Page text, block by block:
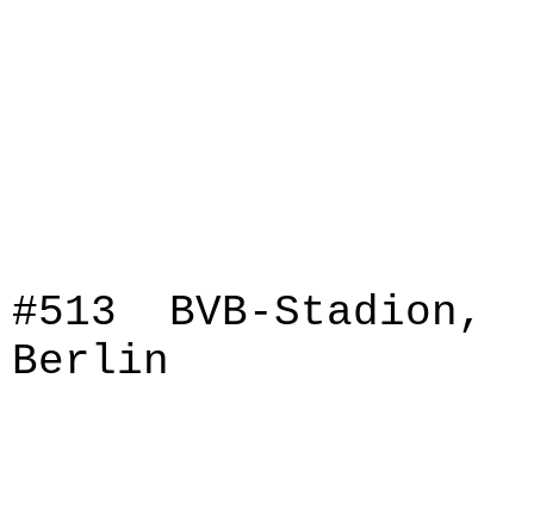
#513 BVB-Stadion,
Berlin